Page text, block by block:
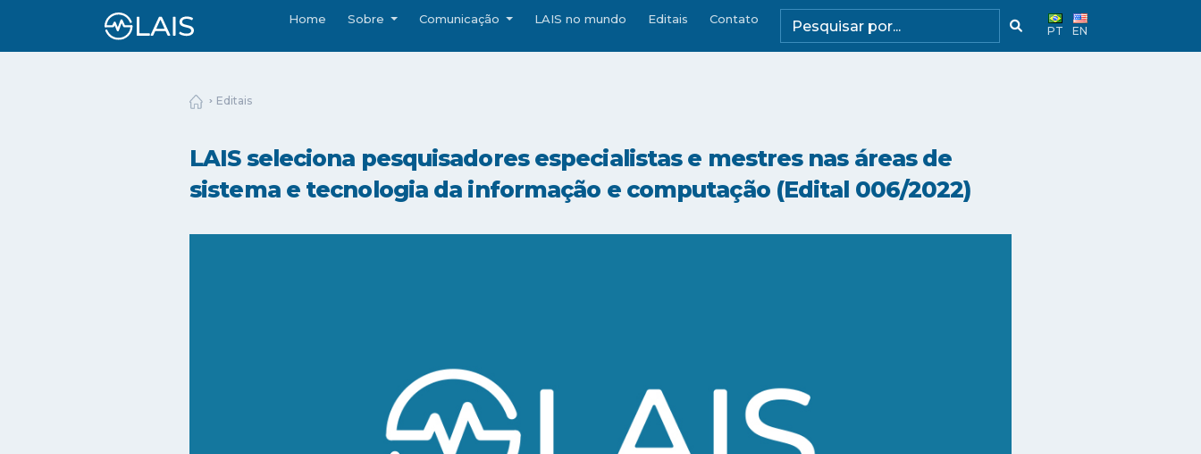
Home Sobre Comunicação LAIS no mundo Editais Contato
PT EN
Editais
LAIS seleciona pesquisadores especialistas e mestres nas áreas de
sistema e tecnologia da informação e computação (Edital 006/2022)